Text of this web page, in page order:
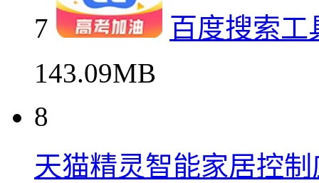
7
百度搜索工
143.09MB
8
天猫精灵智能家居控